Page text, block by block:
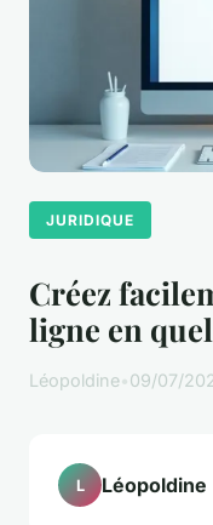
JURIDIQUE
Créez
ligne en
Léopoldine•09/07/
L Léopoldine